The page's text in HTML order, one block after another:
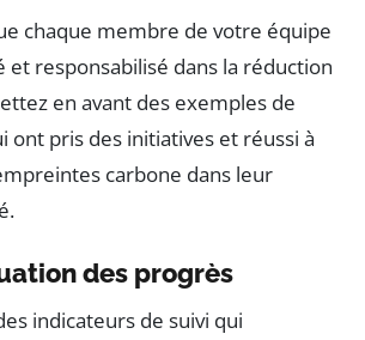
chaque membre de votre équipe
et responsabilisé dans la réduction
en avant des exemples de
ont pris des initiatives et réussi à
carbone dans leur
des progrès
indicateurs de suivi qui